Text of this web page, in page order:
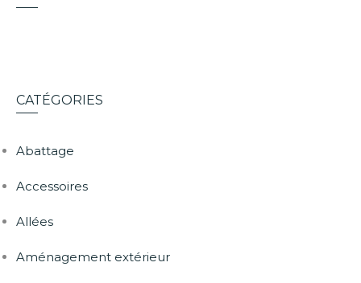
CATÉGORIES
Abattage
Accessoires
Allées
Aménagement extérieur